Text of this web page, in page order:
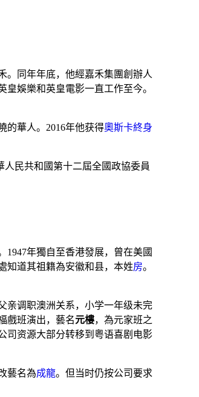
。同年年底，他經嘉禾集團創辦人
皇娛樂和英皇電影一直工作至今。
的華人。2016年他获得奧斯卡終身
人民共和國第十二屆全國政協委員
1947年獨自至香港發展，曾在美國
知道其祖籍為安徽和县，本姓房。
亲调职澳洲关系，小学一年级未完
戲班演出，藝名元樓，為元家班之
司资源大部分转移到粤语喜剧电影
藝名為成龍。但当时仍按公司要求